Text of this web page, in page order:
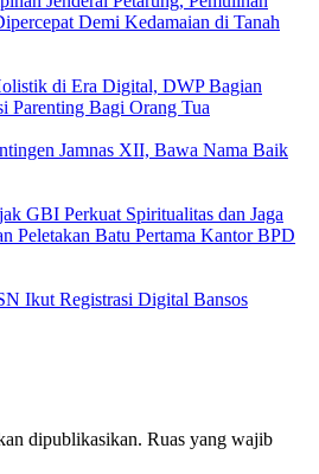
Demi Kedamaian di Tanah
di Era Digital, DWP Bagian
Parenting Bagi Orang Tua
Jamnas XII, Bawa Nama Baik
GBI Perkuat Spiritualitas dan Jaga
Peletakan Batu Pertama Kantor BPD
Ikut Registrasi Digital Bansos
dipublikasikan. Ruas yang wajib